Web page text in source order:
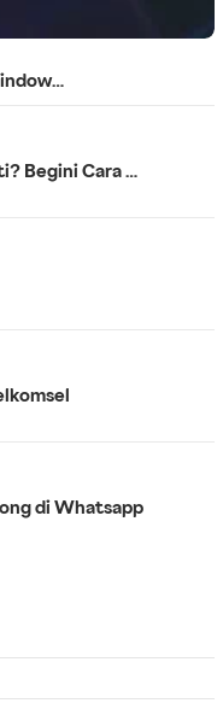
Begini Cara …
di Whatsapp